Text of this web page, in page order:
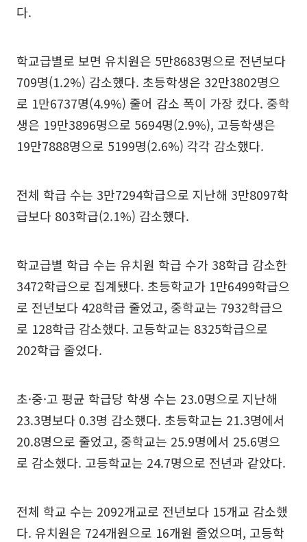
다.
학교급별로 보면 유치원은 5만8683명으로 전년보다
709명(1.2%) 감소했다. 초등학생은 32만3802명으
로 1만6737명(4.9%) 줄어 감소 폭이 가장 컸다. 중학
생은 19만3896명으로 5694명(2.9%), 고등학생은
19만7888명으로 5199명(2.6%) 각각 감소했다.
전체 학급 수는 3만7294학급으로 지난해 3만8097학
급보다 803학급(2.1%) 감소했다.
학교급별 학급 수는 유치원 학급 수가 38학급 감소한
3472학급으로 집계됐다. 초등학교가 1만6499학급으
로 전년보다 428학급 줄었고, 중학교는 7932학급으
로 128학급 감소했다. 고등학교는 8325학급으로
202학급 줄었다.
초·중·고 평균 학급당 학생 수는 23.0명으로 지난해
23.3명보다 0.3명 감소했다. 초등학교는 21.3명에서
20.8명으로 줄었고, 중학교는 25.9명에서 25.6명으
로 감소했다. 고등학교는 24.7명으로 전년과 같았다.
전체 학교 수는 2092개교로 전년보다 15개교 감소했
다. 유치원은 724개원으로 16개원 줄었으며, 고등학